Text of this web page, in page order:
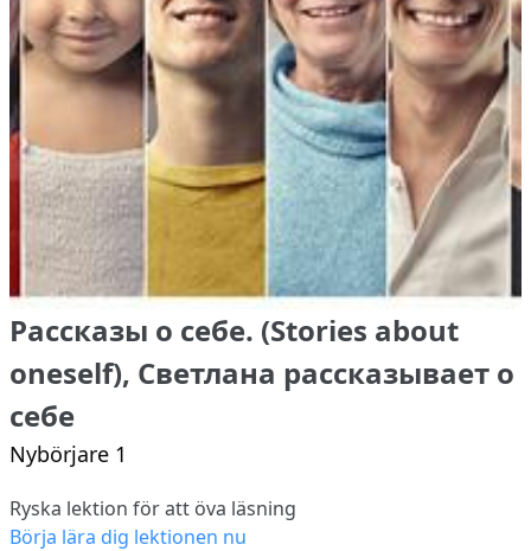
Рассказы о себе. (Stories about
oneself), Светлана рассказывает о
себе
Nybörjare 1
Ryska lektion för att öva läsning
Börja lära dig lektionen nu